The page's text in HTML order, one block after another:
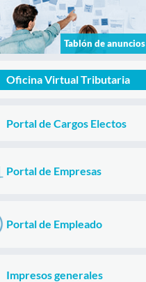
Tablón de anuncios
Oficina Virtual Tributaria
Portal de Cargos Electos
Portal de Empresas
Portal de Empleado
Impresos generales